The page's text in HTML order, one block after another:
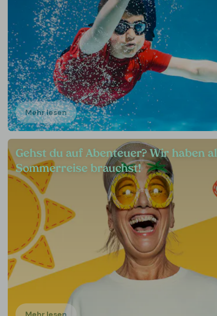
Mehr lesen
Gehst du auf Abenteuer? Wir haben
Sommerreise brauchst!